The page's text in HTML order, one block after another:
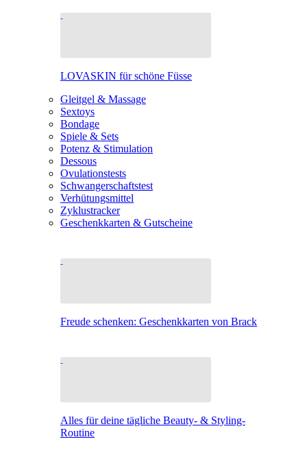
LOVASKIN für schöne Füsse
Gleitgel & Massage
Sextoys
Bondage
Spiele & Sets
Potenz & Stimulation
Dessous
Ovulationstests
Schwangerschaftstest
Verhütungsmittel
Zyklustracker
Geschenkkarten & Gutscheine
Freude schenken: Geschenkkarten von Brack
Alles für deine tägliche Beauty- & Styling-
Routine